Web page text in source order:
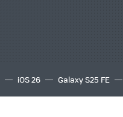
iOS 26 Galaxy S25 FE